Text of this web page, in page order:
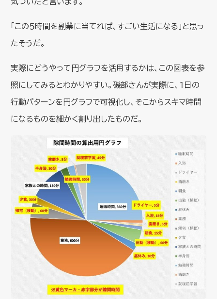
「この５時間を副業に当てれば、すごい生活になる」と思っ
たそうだ。
実際にどうやって円グラフを活用するかは、この図表を参
照にしてみるとわかりやすい。磯部さんが実際に、1日の
行動パターンを円グラフで可視化し、そこからスキマ時間
になるものを細かく割り出したものだ。